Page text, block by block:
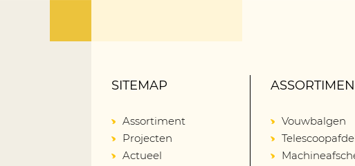
SITEMAP
Assortiment
Projecten
Actueel
Vouwbalgen